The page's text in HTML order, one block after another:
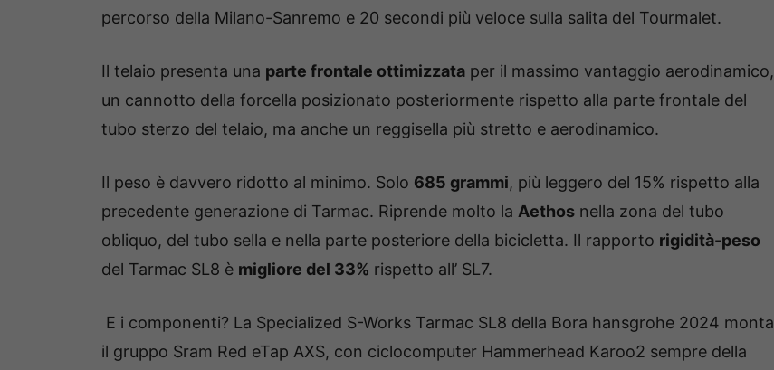
percorso della Milano-Sanremo e 20 secondi più veloce sulla salita del Tourmalet.
Il telaio presenta una parte frontale ottimizzata per il massimo vantaggio aerodinamico,
un cannotto della forcella posizionato posteriormente rispetto alla parte frontale del
tubo sterzo del telaio, ma anche un reggisella più stretto e aerodinamico.
Il peso è davvero ridotto al minimo. Solo 685 grammi, più leggero del 15% rispetto alla
precedente generazione di Tarmac. Riprende molto la Aethos nella zona del tubo
obliquo, del tubo sella e nella parte posteriore della bicicletta. Il rapporto rigidità-peso
del Tarmac SL8 è migliore del 33% rispetto all’ SL7.
E i componenti? La Specialized S-Works Tarmac SL8 della Bora hansgrohe 2024 monta
il gruppo Sram Red eTap AXS, con ciclocomputer Hammerhead Karoo2 sempre della